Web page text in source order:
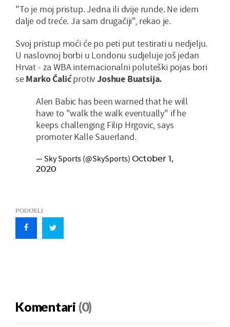
"To je moj pristup. Jedna ili dvije runde. Ne idem
dalje od treće. Ja sam drugačiji", rekao je.
Svoj pristup moći će po peti put testirati u nedjelju.
U naslovnoj borbi u Londonu sudjeluje još jedan
Hrvat - za WBA internacionalni poluteški pojas bori
seMarko ČalićprotivJoshue Buatsija.
Alen Babic has been warned that he will
have to "walk the walk eventually" if he
keeps challenging Filip Hrgovic, says
promoter Kalle Sauerland.
— Sky Sports (@SkySports) October 1,
2020
PODIJELI
Komentari (0)